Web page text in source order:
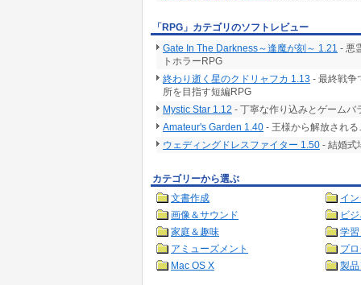
「RPG」カテゴリのソフトレビュー
Gate In The Darkness～逢魔が刻～ 1.21 - 悪
トホラーRPG
終わり逝く星のクドリャフカ 1.13 - 最終戦争
所を目指す短編RPG
Mystic Star 1.12 - 丁寧な作り込みとゲームバ
Amateur's Garden 1.40 - 王様から解放され
ウェディングドレスファイター 1.50 - 結婚式
カテゴリーから選ぶ
文書作成
イ
画像＆サウンド
ビ
家庭＆趣味
学
アミューズメント
プ
Mac OS X
製